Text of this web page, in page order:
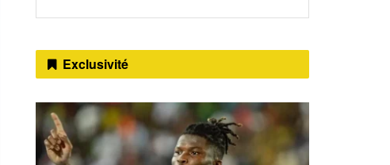
Exclusivité